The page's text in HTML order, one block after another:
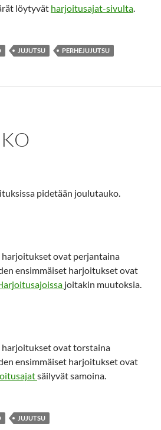
löytyvät harjoitusajat-sivulta.
JUJUTSU PERHEJUJUTSU
pidetään joulutauko.
harjoitukset ovat perjantaina
ensimmäiset harjoitukset ovat
joitakin muutoksia.
harjoitukset ovat torstaina
ensimmäiset harjoitukset ovat
säilyvät samoina.
JUJUTSU